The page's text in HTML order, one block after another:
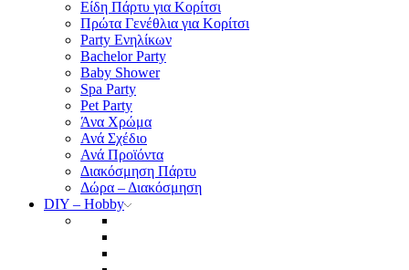
Είδη Πάρτυ για Κορίτσι
Πρώτα Γενέθλια για Κορίτσι
Party Ενηλίκων
Bachelor Party
Baby Shower
Spa Party
Pet Party
Άνα Χρώμα
Ανά Σχέδιο
Ανά Προϊόντα
Διακόσμηση Πάρτυ
Δώρα – Διακόσμηση
DIY – Hobby